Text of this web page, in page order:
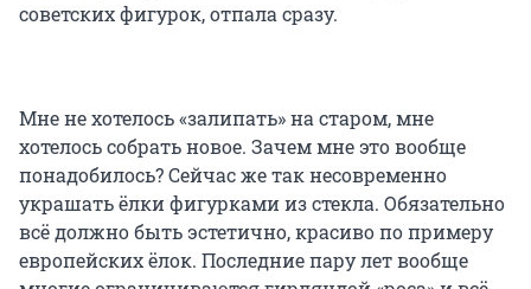
советских фигурок, отпала сразу.
Мне не хотелось «залипать» на старом, мне
хотелось собрать новое. Зачем мне это вообще
понадобилось? Сейчас же так несовременно
украшать ёлки фигурками из стекла. Обязательно
всё должно быть эстетично, красиво по примеру
европейских ёлок. Последние пару лет вообще